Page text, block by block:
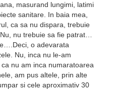
masurand lungimi, latimi
sanitare. In baia mea,
ca sa nu dispara, trebuie
nu trebuie sa fie patrat…
o adevarata
Nu, inca nu le-am
nu am inca numaratoarea
am pus altele, prin alte
si cele aproximativ 30